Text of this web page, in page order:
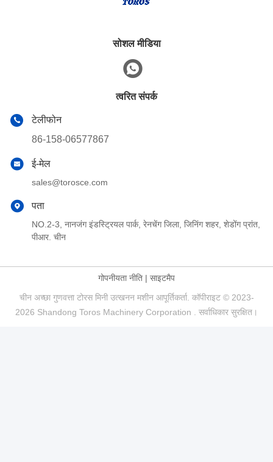
सोशल मीडिया
त्वरित संपर्क
टेलीफोन
86-158-06577867
ई-मेल
sales@torosce.com
पता
NO.2-3, नानजंग इंडस्ट्रियल पार्क, रेनचेंग जिला, जिनिंग शहर, शेडोंग प्रांत,
पीआर. चीन
गोपनीयता नीति | साइटमैप
चीन अच्छा गुणवत्ता टोरस मिनी उत्खनन मशीन आपूर्तिकर्ता. कॉपीराइट © 2023-
2026 Shandong Toros Machinery Corporation . सर्वाधिकार सुरक्षित।